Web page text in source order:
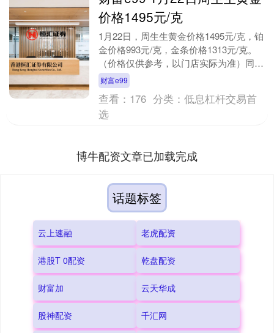
价格1495元/克
1月22日，周生生黄金价格1495元/克，铂
金价格993元/克，金条价格1313元/克。
（价格仅供参考，以门店实际为准）同日
上海黄金交易所现货黄金AU9999最....
财富e99
查看： 176 分类：低息杠杆交易首
选
博牛配资文章已加载完成
话题标签
云上速融 老虎配资
港股T 0配资 乾盘配资
财富加 云天华成
股神配资 千汇网